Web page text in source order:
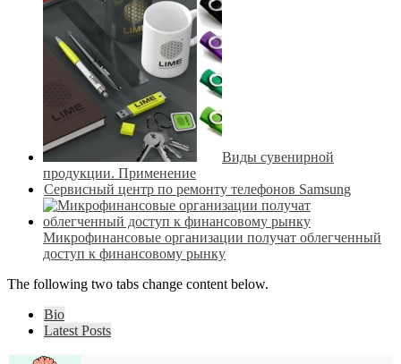
Виды сувенирной
продукции. Применение
Сервисный центр по ремонту телефонов Samsung
Микрофинансовые организации получат облегченный
доступ к финансовому рынку
The following two tabs change content below.
Bio
Latest Posts